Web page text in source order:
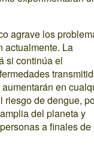
agrave los
actualmente. La
si continúa el
en
riesgo de dengue,
del planeta y
a finales de